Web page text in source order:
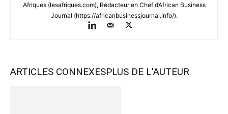
Afriques (lesafriques.com), Rédacteur en Chef d’African Business
Journal (https://africanbusinessjournal.info/).
ARTICLES CONNEXESPLUS DE L'AUTEUR